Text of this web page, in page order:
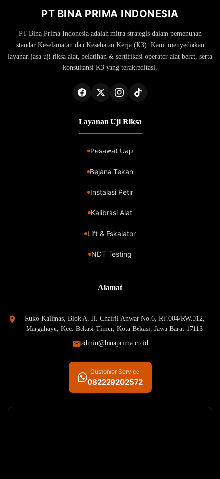
PT BINA PRIMA INDONESIA
PT Bina Prima Indonesia adalah mitra strategis dalam pemenuhan
standar Keselamatan dan Kesehatan Kerja (K3). Kami menyediakan
layanan jasa uji riksa alat, pelatihan & sertifikasi operator alat berat, serta
konsultansi K3 yang terakreditasi.
Layanan Uji Riksa
Pesawat Uap
Bejana Tekan
Instalasi Petir
Kalibrasi Alat
Lift & Eskalator
NDT Testing
Alamat
Ruko Kalimas, Blok A, Jl. Chairil Anwar No.6, RT.004/RW.012,
Margahayu, Kec. Bekasi Timur, Kota Bekasi, Jawa Barat 17113
admin@binaprima.co.id
Customer Service
082229202572